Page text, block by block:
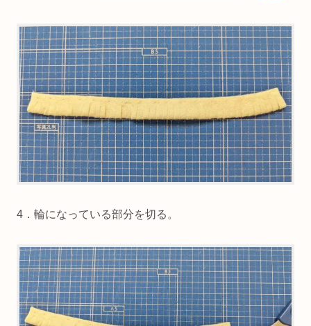
3．縫っていない方の端を5mmほどの間隔で切る。
糸を切らないよう注意します